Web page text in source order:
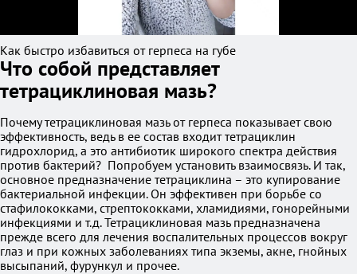
Как быстро избавиться от герпеса на губе
Что собой представляет
тетрациклиновая мазь?
Почему тетрациклиновая мазь от герпеса показывает свою
эффективность, ведь в ее состав входит тетрациклин
гидрохлорид, а это антибиотик широкого спектра действия
против бактерий? Попробуем установить взаимосвязь. И так,
основное предназначение тетрациклина – это купирование
бактериальной инфекции. Он эффективен при борьбе со
стафилококками, стрептококками, хламидиями, гонорейными
инфекциями и т.д. Тетрациклиновая мазь предназначена
прежде всего для лечения воспалительных процессов вокруг
глаз и при кожных заболеваниях типа экземы, акне, гнойных
высыпаний, фурункул и прочее.